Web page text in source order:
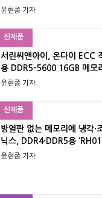
윤현종 기자
신제품
서린씨앤아이, 온다이 ECC
용 DDR5-5600 16GB 메모
윤현종 기자
신제품
방열판 없는 메모리에 냉각
닉스, DDR4·DDR5용
윤현종 기자